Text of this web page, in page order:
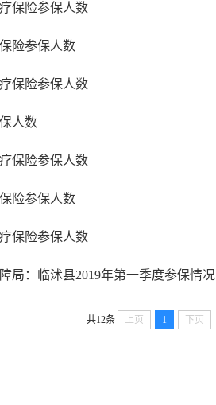
保险参保人数
险参保人数
保险参保人数
人数
保险参保人数
险参保人数
保险参保人数
局：临沭县2019年第一季度参保情况
共12条 上页 1 下页